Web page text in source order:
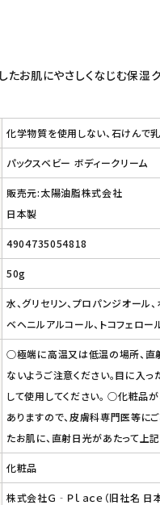
お肌にやさしくなじむ保湿ク
化学物質を使用しない、石けんで
パックスベビー ボディークリーム
販売元:太陽油脂株式会社
日本製
4904735054818
50g
水、グリセリン、プロパンジオール
ベヘニルアルコール、トコフェロー
○極端に高温又は低温の場所、直
ないようご注意ください。目に入
して使用してください。 ○化粧品
ありますので、皮膚科専門医等にご
たお肌に、直射日光があたって上
化粧品
株式会社Ｇ‐Ｐｌａｃｅ（旧社名 日